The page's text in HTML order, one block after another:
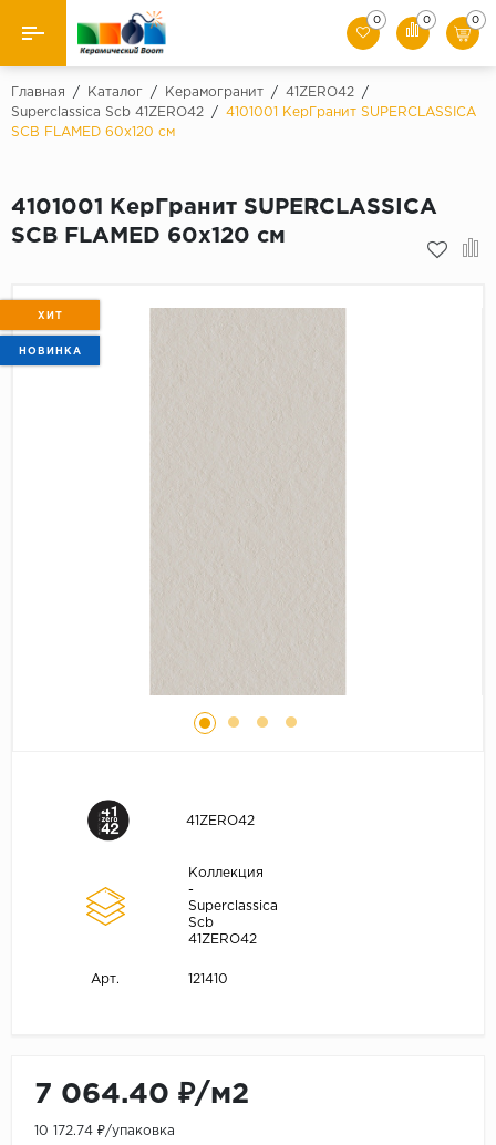
Назад
Производители
Керамогранит
Искусственный камень
0 0 0
Главная / Каталог / Керамогранит / 41ZERO42
/
Superclassica Scb 41ZERO42
/
4101001 КерГранит SUPERCLASSICA
SCB FLAMED 60x120 см
4101001 КерГранит SUPERCLASSICA
SCB FLAMED 60x120 см
ХИТ
НОВИНКА
41ZERO42
Коллекция
-
Superclassica
Scb
41ZERO42
Арт. 121410
7 064.40 ₽/м2
10 172.74 ₽/упаковка